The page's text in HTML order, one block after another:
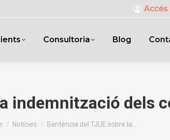
Consultoria Blog
indemnització dels
here:
Notícies Sentència del TJUE sobre la…